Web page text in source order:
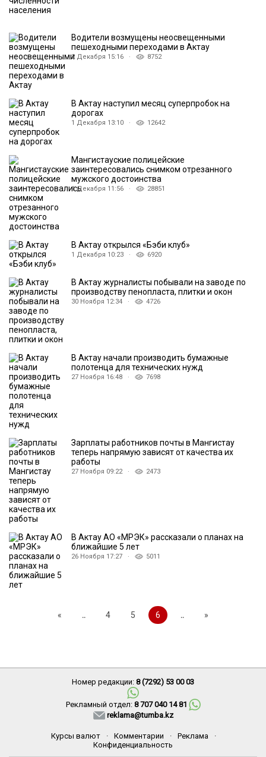
Водители возмущены неосвещенными
пешеходными переходами в Актау
2 Декабря 15:16 · 8752
В Актау наступил месяц суперпробок на
дорогах
1 Декабря 13:10 · 12642
Мангистауские полицейские
заинтересовались снимком отрезанного
мужского достоинства
1 Декабря 11:56 · 28851
В Актау открылся «Бэби клуб»
1 Декабря 10:23 · 6920
В Актау журналисты побывали на заводе по
производству пенопласта, плитки и окон
30 Ноября 12:34 · 4726
В Актау начали производить бумажные
полотенца для технических нужд
27 Ноября 16:48 · 7698
Зарплаты работников почты в Мангистау
теперь напрямую зависят от качества их
работы
27 Ноября 09:22 · 2473
В Актау АО «МРЭК» рассказали о планах на
ближайшие 5 лет
26 Ноября 17:27 · 5011
« .. 4 5 6 .. »
Номер редакции: 8 (7292) 53 00 03
Рекламный отдел: 8 707 040 14 81
reklama@tumba.kz
Курсы валют · Комментарии · Реклама
·
Конфиденциальность